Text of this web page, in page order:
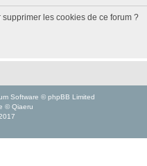
supprimer les cookies de ce forum ?
Software © phpBB Limited
© Qiaeru